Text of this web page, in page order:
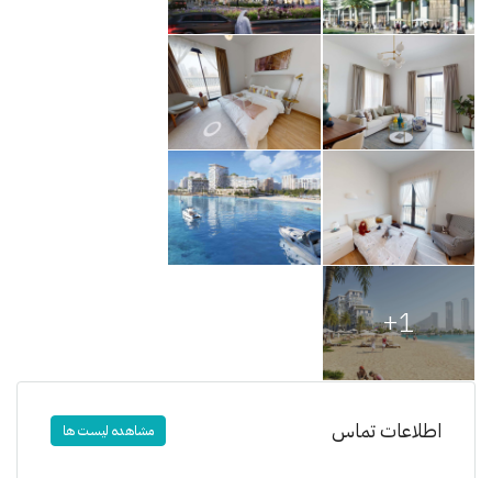
1+
اطلاعات تماس مشاهده لیست ها